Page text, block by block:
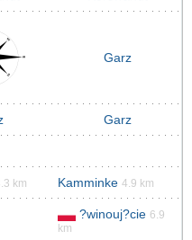
Garz
Garz
km Kamminke 4.9 km
?winouj?cie 6.9
km